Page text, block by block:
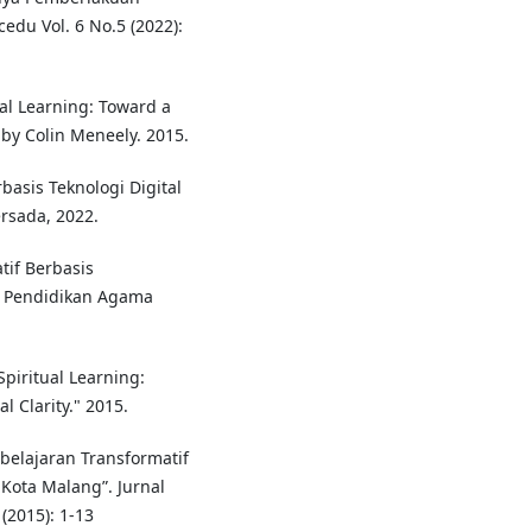
Vol. 6 No.5 (2022):
Learning: Toward a
Colin Meneely. 2015.
Teknologi Digital
2022.
Berbasis
Agama
Learning:
Clarity." 2015.
Transformatif
Malang”. Jurnal
1-13